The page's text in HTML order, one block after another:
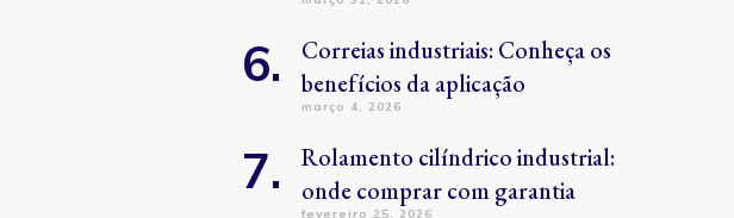
Correias industriais: Conheça os
benefícios da aplicação
março 4, 2026
Rolamento cilíndrico industrial:
onde comprar com garantia
fevereiro 25, 2026